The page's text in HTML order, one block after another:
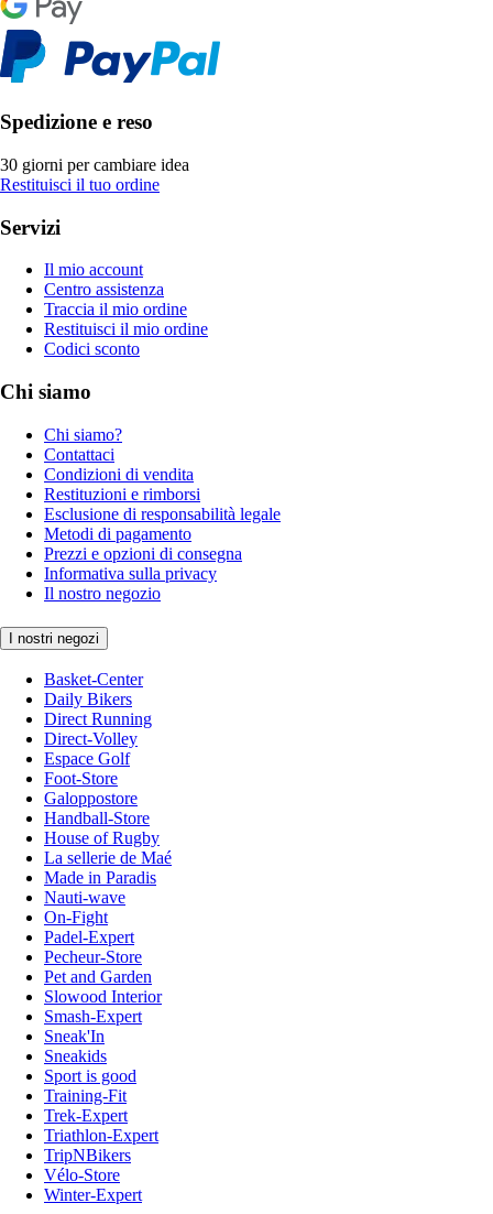
Spedizione e reso
30 giorni per cambiare idea
Restituisci il tuo ordine
Servizi
Il mio account
Centro assistenza
Traccia il mio ordine
Restituisci il mio ordine
Codici sconto
Chi siamo
Chi siamo?
Contattaci
Condizioni di vendita
Restituzioni e rimborsi
Esclusione di responsabilità legale
Metodi di pagamento
Prezzi e opzioni di consegna
Informativa sulla privacy
Il nostro negozio
I nostri negozi
Basket-Center
Daily Bikers
Direct Running
Direct-Volley
Espace Golf
Foot-Store
Galoppostore
Handball-Store
House of Rugby
La sellerie de Maé
Made in Paradis
Nauti-wave
On-Fight
Padel-Expert
Pecheur-Store
Pet and Garden
Slowood Interior
Smash-Expert
Sneak'In
Sneakids
Sport is good
Training-Fit
Trek-Expert
Triathlon-Expert
TripNBikers
Vélo-Store
Winter-Expert